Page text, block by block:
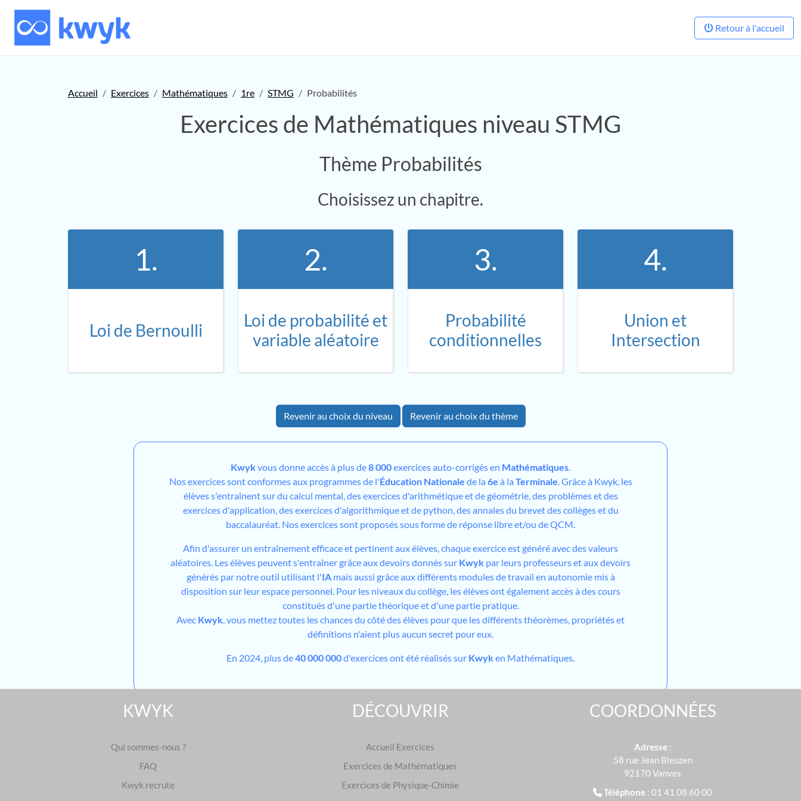
Retour à l'accueil
Accueil Exercices Mathématiques 1re STMG Probabilités
Exercices de Mathématiques niveau STMG
Thème Probabilités
Choisissez un chapitre.
1.
Loi de Bernoulli
2.
Loi de probabilité et
variable aléatoire
3.
Probabilité
conditionnelles
4.
Union et
Intersection
Revenir au choix du niveau Revenir au choix du thème
Kwykvous donne accès à plus de8 000exercices auto-corrigés en Mathématiques
Nos exercices sont conformes aux programmes de l'Éducation Nationale de la 6e à la Terminale . Grâce à Kwyk, les
élèves s'entraînent sur du calcul mental, des exercices d'arithmétique et de géométrie, des problèmes et des
exercices d'application, des exercices d'algorithmique et de python, des annales du brevet des collèges et du
baccalauréat. Nos exercices sont proposés sous forme de réponse libre et/ou de QCM.
Afin d'assurer un entraînement efficace et pertinent aux élèves, chaque exercice est généré avec des valeurs
aléatoires. Les élèves peuvent s'entraîner grâce aux devoirs donnés sur Kwyk par leurs professeurs et aux devoirs
générés par notre outil utilisant l'IAmais aussi grâce aux différents modules de travail en autonomie mis à
disposition sur leur espace personnel. Pour les niveaux du collège, les élèves ont également accès à des cours
constitués d'une partie théorique et d'une partie pratique.
Avec Kwyk , vous mettez toutes les chances du côté des élèves pour que les différents théorèmes, propriétés et
définitions n'aient plus aucun secret pour eux.
En 2024, plus de40 000 000d'exercices ont été réalisés sur Kwyken Mathématiques.
Exercices de 2de|Exercices de Terminale
S'entraîner dans d'autres matières
KWYK
Qui sommes-nous ?
FAQ
Kwyk recrute
DÉCOUVRIR
Accueil Exercices
Exercices de Mathématiques
Exercices de Physique-Chimie
COORDONNÉES
Adresse :
58 rue Jean Bleuzen
92170 Vanves
Téléphone : 01 41 08 60 00